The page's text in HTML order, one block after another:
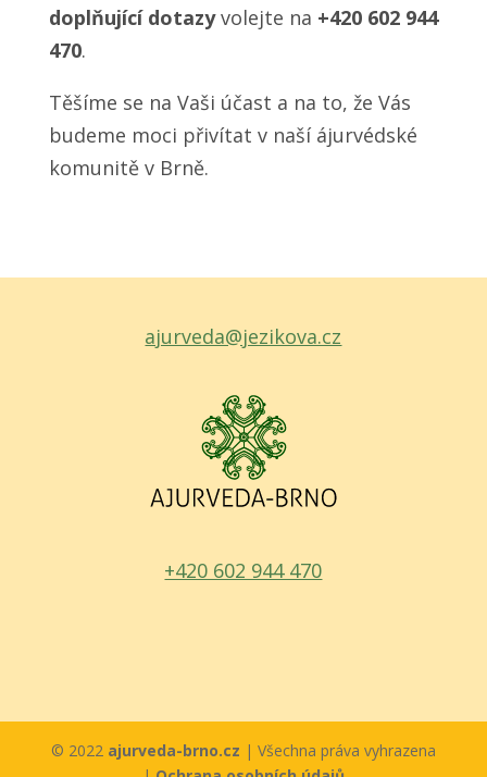
doplňující dotazyvolejte na +420 602 944
470.
Těšíme se na Vaši účast a na to, že Vás
budeme moci přivítat v naší ájurvédské
komunitě v Brně.
ajurveda@jezikova.cz
+420 602 944 470
© 2022 ajurveda-brno.cz | Všechna práva vyhrazena